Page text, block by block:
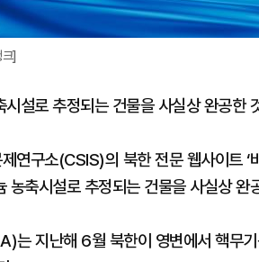
]
설로 추정되는 건물을 사실상 완공한
연구소(CSIS)의 북한 전문 웹사이트 ‘
농축시설로 추정되는 건물을 사실상 완
는 지난해 6월 북한이 영변에서 핵무